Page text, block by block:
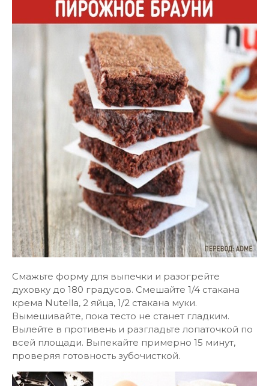
Смажьте форму для выпечки и разогрейте
духовку до 180 градусов. Смешайте 1/4 стакана
крема Nutella, 2 яйца, 1/2 стакана муки.
Вымешивайте, пока тесто не станет гладким.
Вылейте в противень и разгладьте лопаточкой по
всей площади. Выпекайте примерно 15 минут,
проверяя готовность зубочисткой.